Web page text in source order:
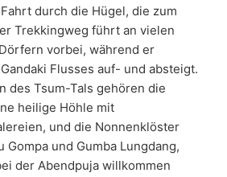
durch die Hügel, die zum
Trekkingweg führt an vielen
vorbei, während er
Flusses auf- und absteigt.
des Tsum-Tals gehören die
heilige Höhle mit
und die Nonnenklöster
Gompa und Gumba Lungdang,
der Abendpuja willkommen